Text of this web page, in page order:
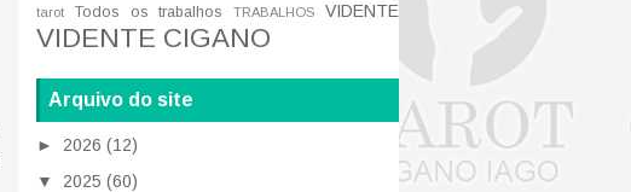
tarot
Todos os trabalhos TRABALHOS VIDENTE
VIDENTE CIGANO
Arquivo do site
► 2026 (12)
▼ 2025 (60)